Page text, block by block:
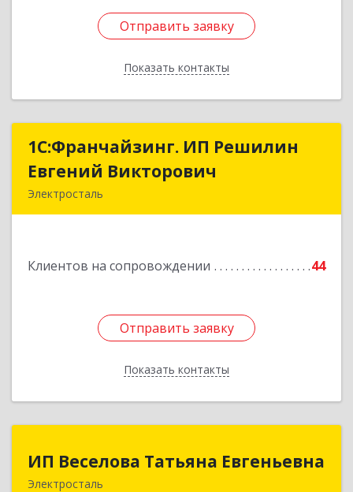
Отправить заявку
Показать контакты
Отправить заявку
Назад
1С:Франчайзинг. ИП Решилин
Евгений Викторович
Электросталь
Клиентов на сопровождении 44
Отправить заявку
Показать контакты
1С:Франчайзинг. ИП Решилин
Евгений Викторович
Подробнее
Отправить заявку
Назад
ИП Веселова Татьяна Евгеньевна
Электросталь144000, Московская обл, Электросталь г,